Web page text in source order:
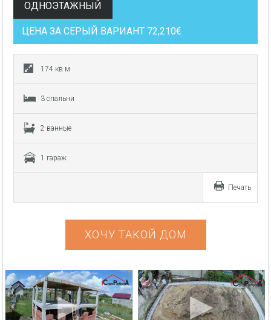
ОДНОЭТАЖНЫЙ
ЦЕНА ЗА СЕРЫЙ ВАРИАНТ 72,210€
174 кв.м
3 спальни
2 ванные
1 гараж
Печать
ХОЧУ ТАКОЙ ДОМ